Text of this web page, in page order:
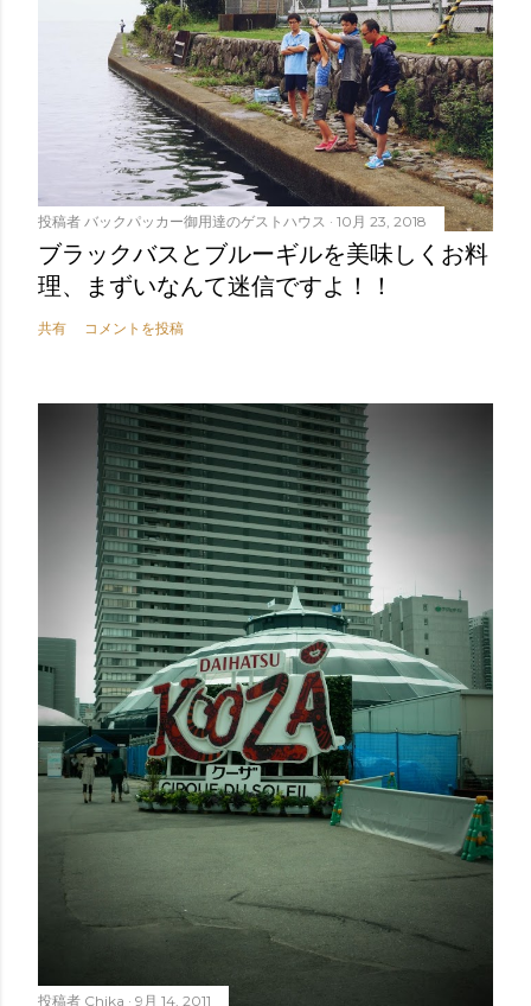
投稿者 バックパッカー御用達のゲストハウス 10月 23, 2018
ブラックバスとブルーギルを美味しくお料
理、まずいなんて迷信ですよ！！
共有 コメントを投稿
投稿者 Chika 9月 14, 2011